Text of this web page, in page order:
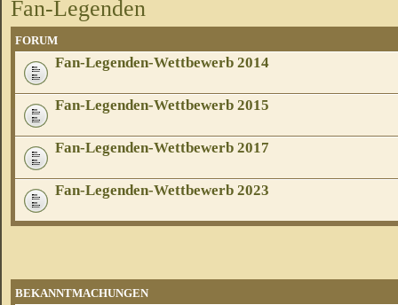
Fan-Legenden
FORUM
Fan-Legenden-Wettbewerb 2014
Fan-Legenden-Wettbewerb 2015
Fan-Legenden-Wettbewerb 2017
Fan-Legenden-Wettbewerb 2023
BEKANNTMACHUNGEN